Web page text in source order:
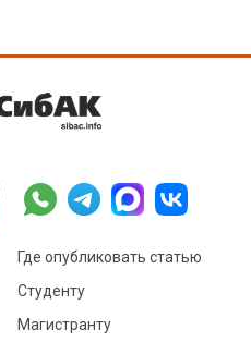
Где опубликовать статью
Студенту
Магистранту